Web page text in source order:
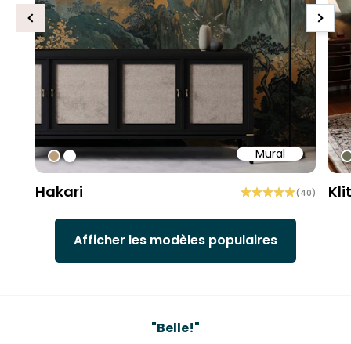
Mural
#bd9e7a
#ffffff
Hakari (40)
Previous Next
Afficher les modèles populaires
"Belle!"